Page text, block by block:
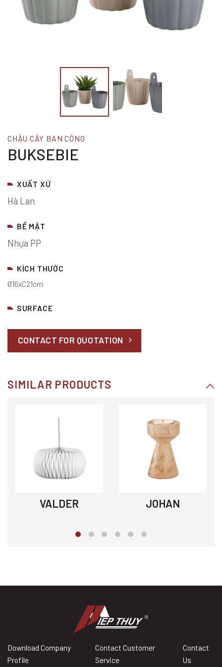
CHẬU CÂY BAN CÔNG
BUKSEBIE
XUẤT XỨ
Hà Lan
BỀ MẶT
Nhựa PP
KÍCH THƯỚC
Ø16xC21cm
SURFACE
CONTACT FOR QUOTATION
SIMILAR PRODUCTS
VALDER JOHAN
Download Company
Profile
Contact Customer
Service
Contact
Us